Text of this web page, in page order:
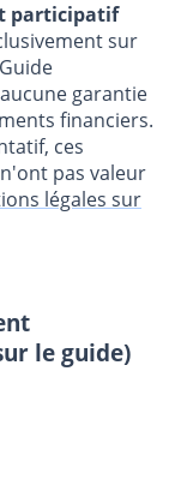
participatif
sur
garantie
financiers.
ces
pas valeur
légales sur
le guide)